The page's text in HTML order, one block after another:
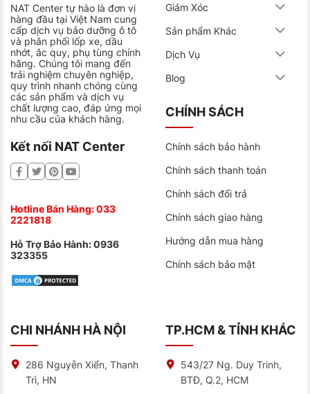
NAT Center tự hào là đơn vị
hàng đầu tại Việt Nam cung
cấp dịch vụ bảo dưỡng ô tô
và phân phối lốp xe, dầu
nhớt, ắc quy, phụ tùng chính
hãng. Chúng tôi mang đến
trải nghiệm chuyên nghiệp,
quy trình nhanh chóng cùng
các sản phẩm và dịch vụ
chất lượng cao, đáp ứng mọi
nhu cầu của khách hàng.
Kết nối NAT Center
Hotline Bán Hàng:033
2221818
Hỗ Trợ Bảo Hành:0936
323355
Giảm Xóc
Sản phẩm Khác
Dịch Vụ
Blog
CHÍNH SÁCH
Chính sách bảo hành
Chính sách thanh toán
Chính sách đổi trả
Chính sách giao hàng
Hướng dẫn mua hàng
Chính sách bảo mật
CHI NHÁNH HÀ NỘI
286 Nguyễn Xiển, Thanh
Trì, HN
TP.HCM & TỈNH KHÁC
543/27 Ng. Duy Trinh,
BTĐ, Q.2, HCM